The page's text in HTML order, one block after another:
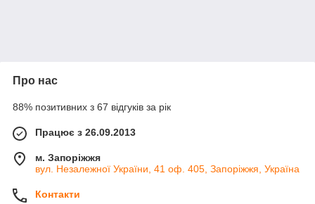
Про нас
88% позитивних з 67 відгуків за рік
Працює з 26.09.2013
м. Запоріжжя
вул. Незалежної України, 41 оф. 405, Запоріжжя, Україна
Контакти